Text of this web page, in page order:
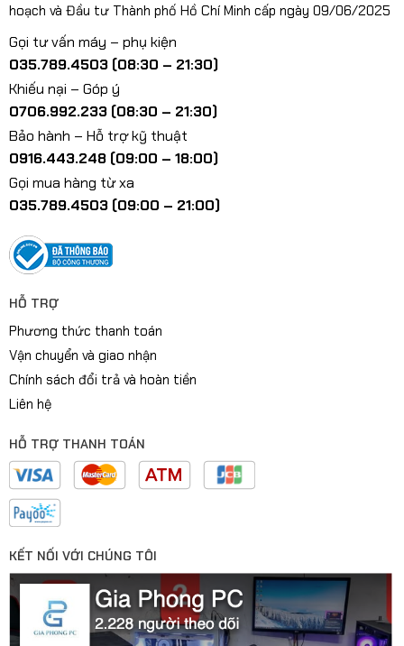
hoạch và Đầu tư Thành phố Hồ Chí Minh cấp ngày 09/06/2025
Gọi tư vấn máy – phụ kiện
035.789.4503 (08:30 – 21:30)
Khiếu nại – Góp ý
0706.992.233 (08:30 – 21:30)
Bảo hành – Hỗ trợ kỹ thuật
0916.443.248 (09:00 – 18:00)
Gọi mua hàng từ xa
035.789.4503 (09:00 – 21:00)
HỖ TRỢ
Phương thức thanh toán
Vận chuyển và giao nhận
Chính sách đổi trả và hoàn tiền
Liên hệ
HỖ TRỢ THANH TOÁN
KẾT NỐI VỚI CHÚNG TÔI